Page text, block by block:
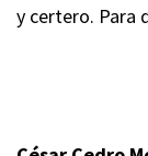
y certero. Para